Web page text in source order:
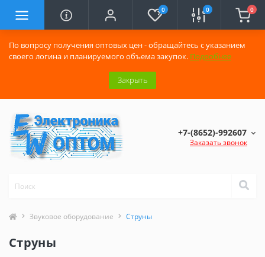
По вопросу получения оптовых цен - обращайтесь с указанием
своего логина и планируемого объема закупок. Подробнее
Закрыть
0 0 0
+7-(8652)-992607
Заказать звонок
Звуковое оборудование Струны
Струны